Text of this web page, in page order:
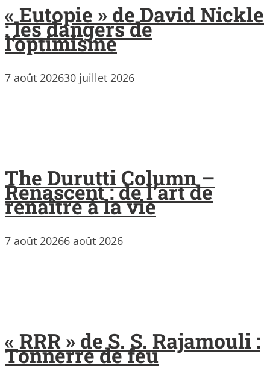
« Eutopie » de David Nickle
: les dangers de
l’optimisme
7 août 202630 juillet 2026
The Durutti Column –
Renascent : de l’art de
renaître à la vie
7 août 20266 août 2026
« RRR » de S. S. Rajamouli :
Tonnerre de feu